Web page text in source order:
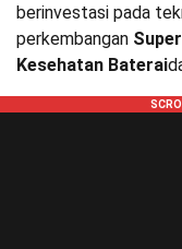
berinvestasi pada
perkembangan
Kesehatan Baterai